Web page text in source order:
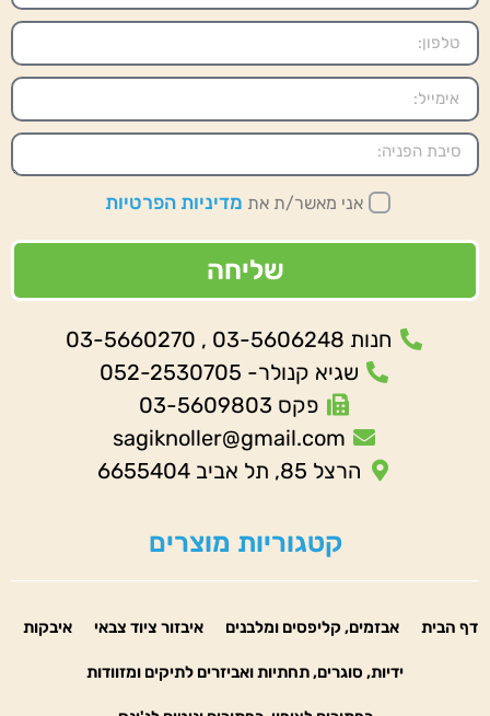
אני מאשר/ת את מדיניות הפרטיות
שליחה
חנות 03-5606248 , 03-5660270
שגיא קנולר- 052-2530705
פקס 03-5609803
sagiknoller@gmail.com
הרצל 85, תל אביב 6655404
קטגוריות מוצרים
דף הבית אבזמים, קליפסים ומלבנים איבזור ציוד צבאי איבקות
ידיות, סוגרים, תחתיות ואביזרים לתיקים ומזוודות